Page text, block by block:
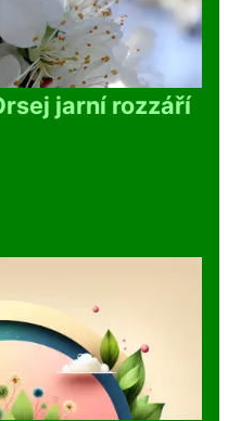
jarní rozzáří